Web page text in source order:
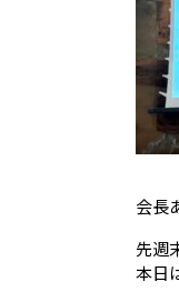
会長
先週
本日